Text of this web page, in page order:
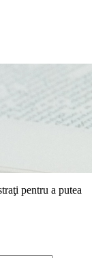
pentru a putea